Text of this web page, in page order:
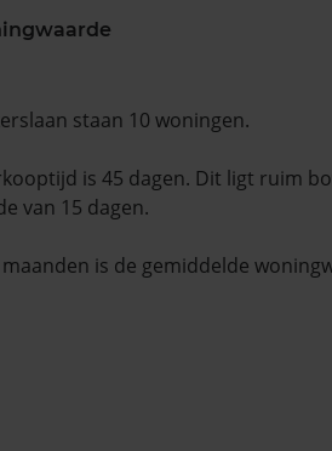
staan 10 woningen.
is 45 dagen. Dit ligt ruim
van 15 dagen.
is de gemiddelde